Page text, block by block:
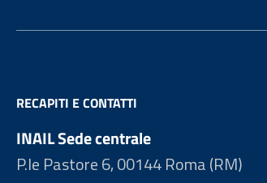
RECAPITI E CONTATTI
INAIL Sede centrale
P.le Pastore 6, 00144 Roma (RM)